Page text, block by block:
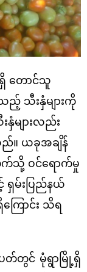
တောင်သူ
သည့် သီးနှံများကို
နှံများလည်း
ည်။ ယခုအချိန်
က်သို့ ဝင်ရောက်မှု
ရှမ်းပြည်နယ်
ြောင်း သိရ
င် မုံရွာမြို့ရှိ